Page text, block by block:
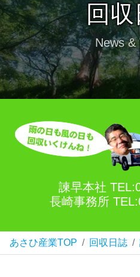
回
News &
諫早本社
長崎事務所
あさひ産業TOP 回収日誌